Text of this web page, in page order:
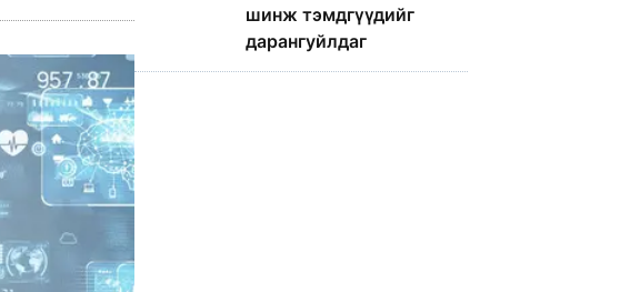
шинж тэмдгүүдийг
дарангуйлдаг